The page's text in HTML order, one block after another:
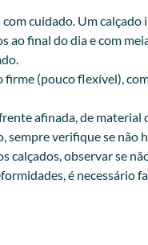
com cuidado. Um
ao final do dia e com
firme (pouco flexível),
afinada, de
sempre verifique se
os calçados, observar
é necessário